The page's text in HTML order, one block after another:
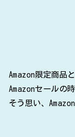
Amazon限定商品
Amazonセールの
そう思い、